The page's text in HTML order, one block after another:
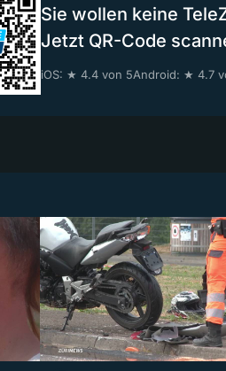
Sie wollen keine
Jetzt QR-Code
iOS: ★ 4.4 von 5Android: ★ 4.7